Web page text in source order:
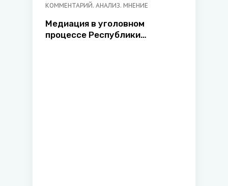
КОММЕНТАРИЙ. АНАЛИЗ. МНЕНИЕ
Медиация в уголовном
процессе Республики